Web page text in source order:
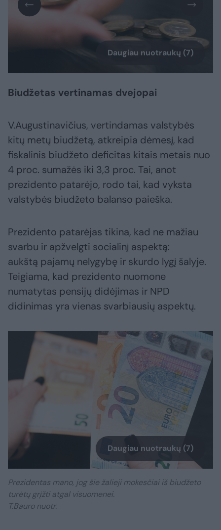
Daugiau nuotraukų (7)
Biudžetas vertinamas dvejopai
V.Augustinavičius, vertindamas valstybės
kitų metų biudžetą, atkreipia dėmesį, kad
fiskalinis biudžeto deficitas kitais metais nuo
4 proc. sumažės iki 3,3 proc. Tai, anot
prezidento patarėjo, rodo tai, kad vyksta
valstybės biudžeto balanso paieška.
Prezidento patarėjas tikina, kad ne mažiau
svarbu ir apžvelgti socialinį aspektą:
aukštą pajamų nelygybę ir skurdo lygį šalyje.
Teigiama, kad prezidento nuomone
numatytas pensijų didėjimas ir NPD
didinimas yra vienas svarbiausių aspektų.
Daugiau nuotraukų (7)
Prezidentas mano, jog šie žalieji mokesčiai iš biudžeto
turėtų grįžti atgal visuomenei.
T.Bauro nuotr.